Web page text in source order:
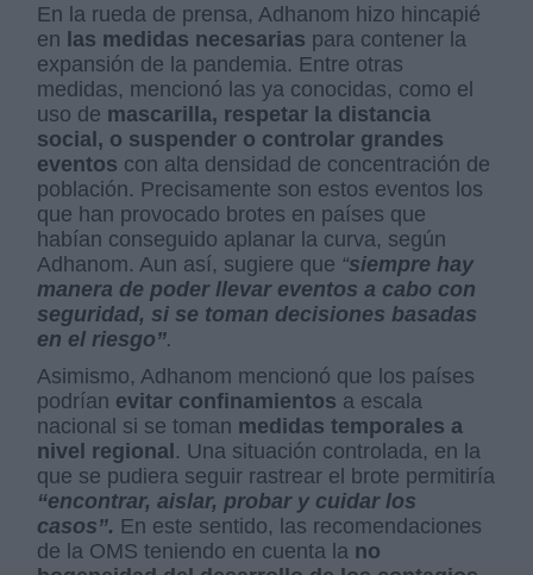
En la rueda de prensa, Adhanom hizo hincapié
en las medidas necesarias para contener la
expansión de la pandemia. Entre otras
medidas, mencionó las ya conocidas, como el
uso de mascarilla, respetar la distancia
social, o suspender o controlar grandes
eventos con alta densidad de concentración de
población. Precisamente son estos eventos los
que han provocado brotes en países que
habían conseguido aplanar la curva, según
Adhanom. Aun así, sugiere que “siempre hay
manera de poder llevar eventos a cabo con
seguridad, si se toman decisiones basadas
en el riesgo”.
Asimismo, Adhanom mencionó que los países
podrían evitar confinamientos a escala
nacional si se toman medidas temporales a
nivel regional. Una situación controlada, en la
que se pudiera seguir rastrear el brote permitiría
“encontrar, aislar, probar y cuidar los
casos”. En este sentido, las recomendaciones
de la OMS teniendo en cuenta la no